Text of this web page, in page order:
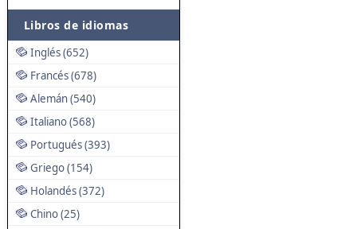
Libros de idiomas
Inglés (652)
Francés (678)
Alemán (540)
Italiano (568)
Portugués (393)
Griego (154)
Holandés (372)
Chino (25)